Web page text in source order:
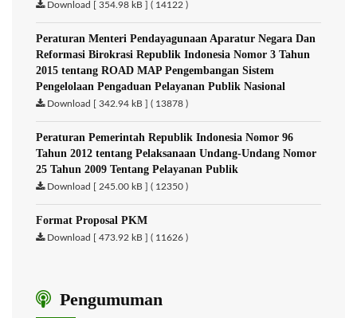
Download [ 354.98 kB ] ( 14122 )
Peraturan Menteri Pendayagunaan Aparatur Negara Dan
Reformasi Birokrasi Republik Indonesia Nomor 3 Tahun
2015 tentang ROAD MAP Pengembangan Sistem
Pengelolaan Pengaduan Pelayanan Publik Nasional
Download [ 342.94 kB ] ( 13878 )
Peraturan Pemerintah Republik Indonesia Nomor 96
Tahun 2012 tentang Pelaksanaan Undang-Undang Nomor
25 Tahun 2009 Tentang Pelayanan Publik
Download [ 245.00 kB ] ( 12350 )
Format Proposal PKM
Download [ 473.92 kB ] ( 11626 )
Pengumuman